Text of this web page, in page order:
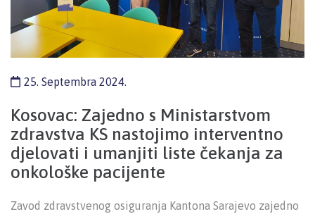
25. Septembra 2024.
Kosovac: Zajedno s Ministarstvom
zdravstva KS nastojimo interventno
djelovati i umanjiti liste čekanja za
onkološke pacijente
Zavod zdravstvenog osiguranja Kantona Sarajevo zajedno